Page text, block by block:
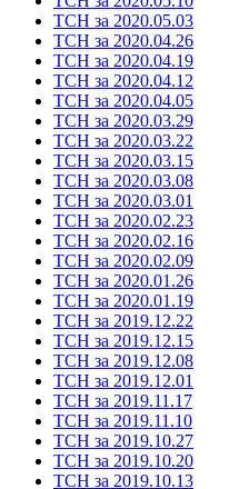
ТСН за 2020.05.03
ТСН за 2020.04.26
ТСН за 2020.04.19
ТСН за 2020.04.12
ТСН за 2020.04.05
ТСН за 2020.03.29
ТСН за 2020.03.22
ТСН за 2020.03.15
ТСН за 2020.03.08
ТСН за 2020.03.01
ТСН за 2020.02.23
ТСН за 2020.02.16
ТСН за 2020.02.09
ТСН за 2020.01.26
ТСН за 2020.01.19
ТСН за 2019.12.22
ТСН за 2019.12.15
ТСН за 2019.12.08
ТСН за 2019.12.01
ТСН за 2019.11.17
ТСН за 2019.11.10
ТСН за 2019.10.27
ТСН за 2019.10.20
ТСН за 2019.10.13